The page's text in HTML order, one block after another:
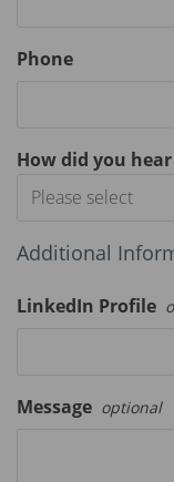
Phone
How did you
Please select
Additional
LinkedIn Profile
Message optional